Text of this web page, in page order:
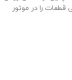
را در موتور